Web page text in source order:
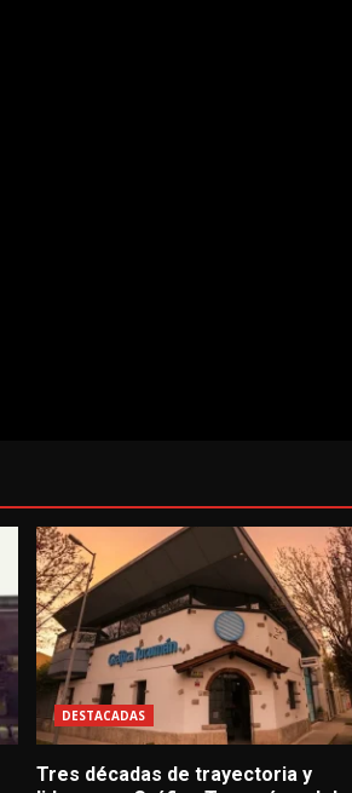
DESTACADAS
Tres décadas de trayectoria y